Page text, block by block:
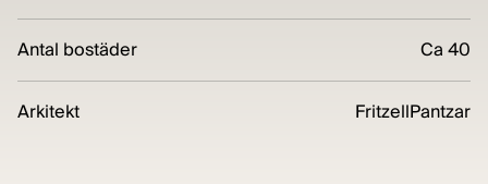
Antal bostäder Ca 40
Arkitekt FritzellPantzar